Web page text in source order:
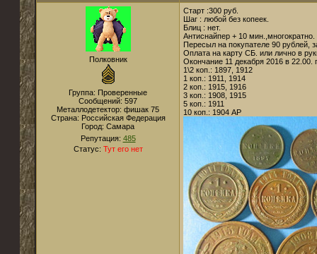
Полковник
Группа: Проверенные
Сообщений: 597
Металлодетектор: фишак 75
Страна: Российская Федерация
Город: Самара
Репутация: 485
Статус: Тут его нет
Старт :300 руб.
Шаг : любой без копеек.
Блиц : нет.
Антиснайпер + 10 мин.,многократно.
Пересыл на покупателе 90 рублей,
Оплата на карту СБ. или лично в
Окончание 11 декабря 2016 в
1\2 коп.: 1897, 1912
1 коп.: 1911, 1914
2 коп.: 1915, 1916
3 коп.: 1908, 1915
5 коп.: 1911
10 коп.: 1904 АР